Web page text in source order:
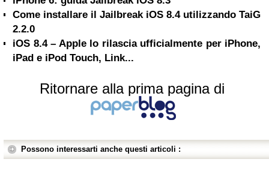
Come installare il Jailbreak iOS 8.4 utilizzando TaiG
2.2.0
iOS 8.4 – Apple lo rilascia ufficialmente per iPhone,
iPad e iPod Touch, Link...
Ritornare alla prima pagina di
Possono interessarti anche questi articoli :